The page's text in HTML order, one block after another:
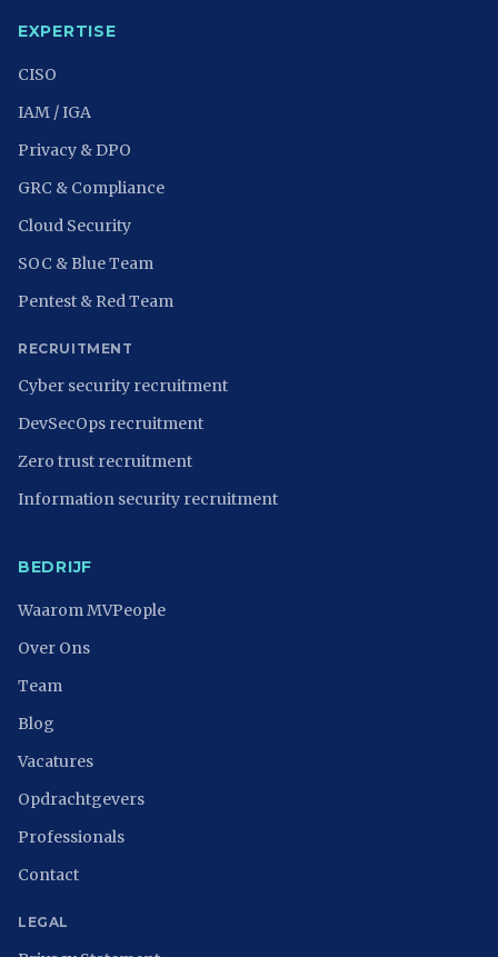
EXPERTISE
CISO
IAM / IGA
Privacy & DPO
GRC & Compliance
Cloud Security
SOC & Blue Team
Pentest & Red Team
RECRUITMENT
Cyber security recruitment
DevSecOps recruitment
Zero trust recruitment
Information security recruitment
BEDRIJF
Waarom MVPeople
Over Ons
Team
Blog
Vacatures
Opdrachtgevers
Professionals
Contact
LEGAL